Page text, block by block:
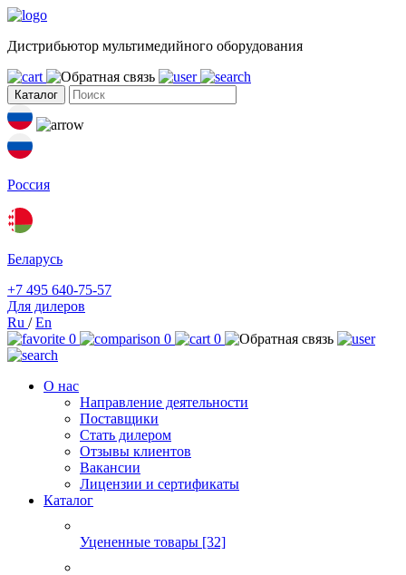
Дистрибьютор мультимедийного оборудования
Каталог
Россия
Беларусь
+7 495 640-75-57
Для дилеров
Ru /En
0
0 0
О нас
Направление деятельности
Поставщики
Стать дилером
Отзывы клиентов
Вакансии
Лицензии и сертификаты
Каталог
Уцененные товары [32]